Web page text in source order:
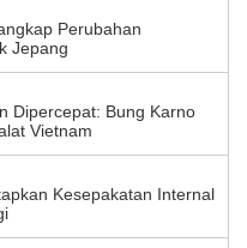
Perubahan
Jepang
Dipercepat: Bung Karno
Vietnam
Kesepakatan Internal